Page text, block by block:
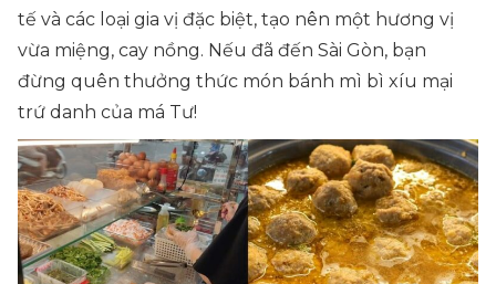
tế và các loại gia vị đặc biệt, tạo nên một hương vị
vừa miệng, cay nồng. Nếu đã đến Sài Gòn, bạn
đừng quên thưởng thức món bánh mì bì xíu mại
trứ danh của má Tư!